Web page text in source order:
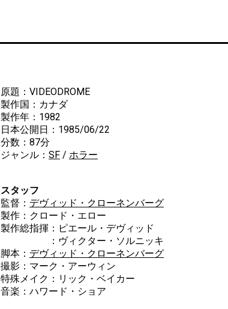
原題：VIDEODROME
製作国：カナダ
製作年：1982
日本公開日：1985/06/22
分数：87分
ジャンル： SF / ホラー
スタッフ
監督： デヴィッド・クローネンバーグ
製作：クロード・エロー
製作総指揮：ピエール・デヴィッド
：ヴィクター・ソルニッキ
脚本： デヴィッド・クローネンバーグ
撮影：マーク・アーウィン
特殊メイク：リック・ベイカー
音楽：ハワード・ショア